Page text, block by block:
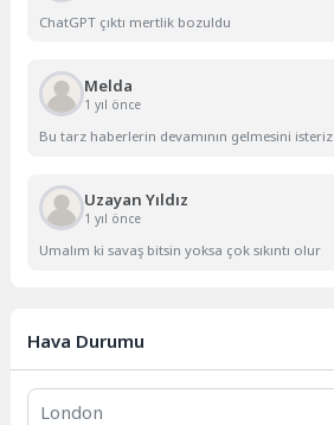
ChatGPT çıktı mertlik bozuldu
Melda
1 yıl önce
Bu tarz haberlerin devamının gelmesini isteriz
Uzayan Yıldız
1 yıl önce
Umalım ki savaş bitsin yoksa çok sıkıntı olur
Hava Durumu